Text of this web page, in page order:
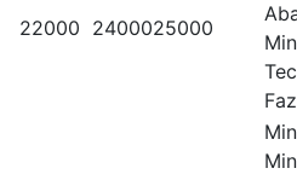
22000 2400025000